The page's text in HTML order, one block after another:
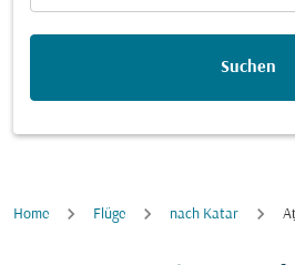
Suchen
Home Flüge nach Katar